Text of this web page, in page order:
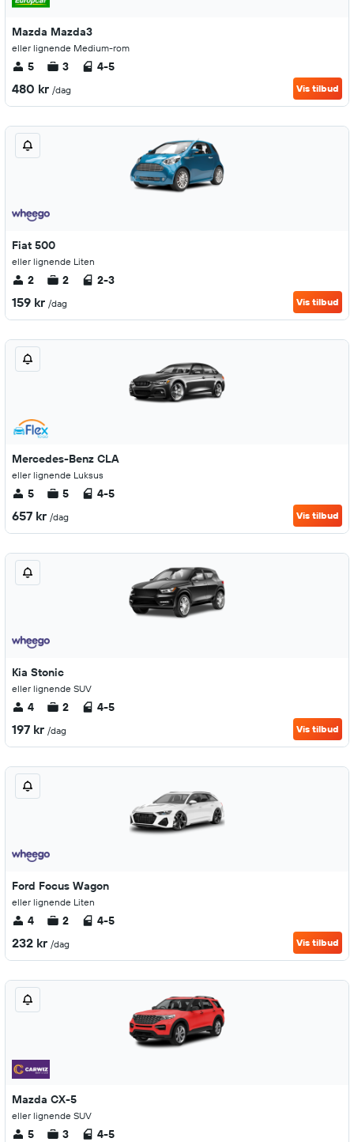
Mazda Mazda3
eller lignende Medium-rom
5 3 4-5
480 kr /dag Vis tilbud
Fiat 500
eller lignende Liten
2 2 2-3
159 kr /dag Vis tilbud
Mercedes-Benz CLA
eller lignende Luksus
5 5 4-5
657 kr /dag Vis tilbud
Kia Stonic
eller lignende SUV
4 2 4-5
197 kr /dag Vis tilbud
Ford Focus Wagon
eller lignende Liten
4 2 4-5
232 kr /dag Vis tilbud
Mazda CX-5
eller lignende SUV
5 3 4-5